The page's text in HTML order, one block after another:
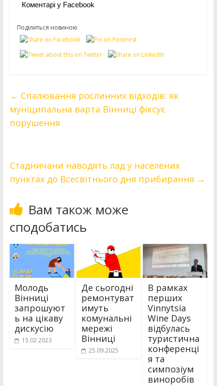
Коментарі у Facebook
Поділиться новиною
← Спалювання рослинних відходів: як
муніципальна варта Вінниці фіксує
порушення
Стадничани наводять лад у населених
пунктах до Всесвітнього дня прибирання →
Вам також може
сподобатись
Молодь
Вінниці
запрошуют
ь на цікаву
дискусію
15.02.2023
Де сьогодні
ремонтуват
имуть
комунальні
мережі
Вінниці
25.09.2025
В рамках
перших
Vinnytsia
Wine Days
відбулась
туристична
конференці
я та
симпозіум
виноробів